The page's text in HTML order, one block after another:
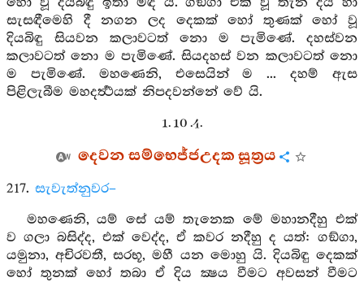
සැසඳීමෙහි දී නගන ලද දෙකක් හෝ තුණක් හෝ වූ
දියබිඳු සියවන කලාවටත් නො ම පැමිණේ. දහස්වන
කලාවටත් නො ම පැමිණේ. සියදහස් වන කලාවටත් නො
ම පැමිණේ. මහණෙනි, එසෙයින් ම ... දහම් ඇස
පිළිලැබීම මහදර්‍ත්‍ථයක් නිපදවන්නේ වේ යි.
1. 10 .4.
දෙවන සම්භෙජ්ජඋදක සූත්‍රය
217. සැවැත්නුවර–
මහණෙනි, යම් සේ යම් තැනෙක මේ මහානදීහු එක්
ව ගලා බසිද්ද, එක් වෙද්ද, ඒ කවර නදීහු ද යත්: ගඞ්ගා,
යමුනා, අචිරවතී, සරභූ, මහී යන මොහු යි. දියබිඳු දෙකක්
හෝ තුනක් හෝ තබා ඒ දිය ක්‍ෂය වීමට අවසන් වීමට